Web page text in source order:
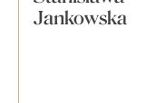
Jankowska